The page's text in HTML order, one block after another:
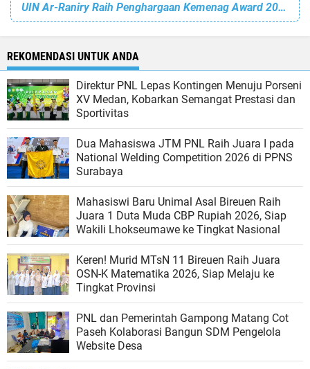
UIN Ar-Raniry Raih Penghargaan Kemenag Award 2023
REKOMENDASI UNTUK ANDA
Direktur PNL Lepas Kontingen Menuju Porseni
XV Medan, Kobarkan Semangat Prestasi dan
Sportivitas
Dua Mahasiswa JTM PNL Raih Juara I pada
National Welding Competition 2026 di PPNS
Surabaya
Mahasiswi Baru Unimal Asal Bireuen Raih
Juara 1 Duta Muda CBP Rupiah 2026, Siap
Wakili Lhokseumawe ke Tingkat Nasional
Keren! Murid MTsN 11 Bireuen Raih Juara
OSN-K Matematika 2026, Siap Melaju ke
Tingkat Provinsi
PNL dan Pemerintah Gampong Matang Cot
Paseh Kolaborasi Bangun SDM Pengelola
Website Desa